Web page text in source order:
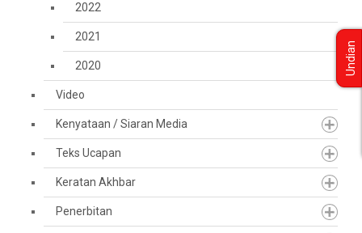
2022
2021
2020
Video
Kenyataan / Siaran Media
Teks Ucapan
Keratan Akhbar
Penerbitan
Undian